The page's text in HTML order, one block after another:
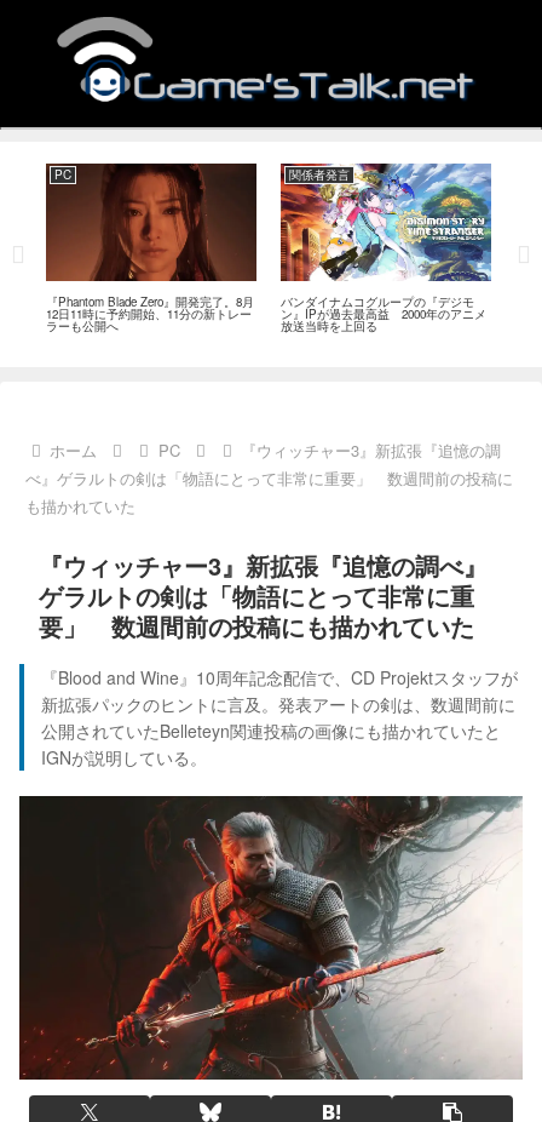
PC
『Phantom Blade Zero』開発完了。8月
12日11時に予約開始、11分の新トレー
ラーも公開へ
関係者発言
バンダイナムコグループの『デジモ
ン』IPが過去最高益 2000年のアニメ
放送当時を上回る
ホーム PC
『ウィッチャー3』新拡張『追憶の調
べ』ゲラルトの剣は「物語にとって非常に重要」 数週間前の投稿に
も描かれていた
『ウィッチャー3』新拡張『追憶の調べ』
ゲラルトの剣は「物語にとって非常に重
要」 数週間前の投稿にも描かれていた
『Blood and Wine』10周年記念配信で、CD Projektスタッフが
新拡張パックのヒントに言及。発表アートの剣は、数週間前に
公開されていたBelleteyn関連投稿の画像にも描かれていたと
IGNが説明している。